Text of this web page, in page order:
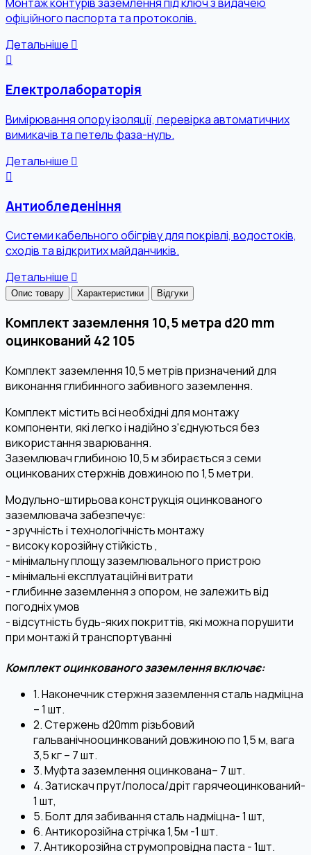
офіційного паспорта та протоколів.
Детальніше
Електролабораторія
Вимірювання опору ізоляції, перевірка автоматичних
вимикачів та петель фаза-нуль.
Детальніше
Антиобледеніння
Системи кабельного обігріву для покрівлі, водостоків,
сходів та відкритих майданчиків.
Детальніше
Опис товару Характеристики Відгуки
Комплект заземлення 10,5 метра d20 mm
оцинкований 42 105
Комплект заземлення 10,5 метрів призначений для
виконання глибинного забивного заземлення.
Комплект містить всі необхідні для монтажу
компоненти, які легко і надійно з'єднуються без
використання зварювання.
Заземлювач глибиною 10,5 м збирається з семи
оцинкованих стержнів довжиною по 1,5 метри.
Модульно-штирьова конструкція оцинкованого
заземлювача забезпечує:
- зручність і технологічність монтажу
- високу корозійну стійкість ,
- мінімальну площу заземлювального пристрою
- мінімальні експлуатаційні витрати
- глибинне заземлення з опором, не залежить від
погодніх умов
- відсутність будь-яких покриттів, які можна порушити
при монтажі й транспортуванні
Комплект оцинкованого заземлення включає:
1. Наконечник стержня заземлення сталь надміцна
– 1 шт.
2. Стержень d20mm різьбовий
гальванічнооцинкований довжиною по 1,5 м, вага
3,5 кг – 7 шт.
3. Муфта заземлення оцинкована– 7 шт.
4. Затискач прут/полоса/дріт гарячеоцинкований-
1 шт,
5. Болт для забивання сталь надміцна- 1 шт,
6. Антикорозійна стрічка 1,5м -1 шт.
7. Антикорозійна струмопровідна паста - 1шт.